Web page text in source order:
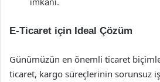
E-Ticaret için Ideal Çözüm
Günümüzün en önemli ticaret
ticaret, kargo süreçlerinin sorunsuz